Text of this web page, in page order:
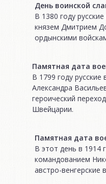
День воинской
В 1380 году
князем Дмитрием
ордынскими
Памятная дата
В 1799 году
Александра
героический
Швейцарии.
Памятная дата
В этот день в 1914
командованием
австро-венгерские